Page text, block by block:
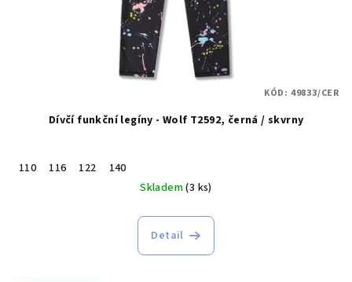
Dívčí funkční legíny - Wolf T2592, černá / skvrny
110 116 122
140
Skladem(3 ks)
Detail
KÓD: 49833/CER